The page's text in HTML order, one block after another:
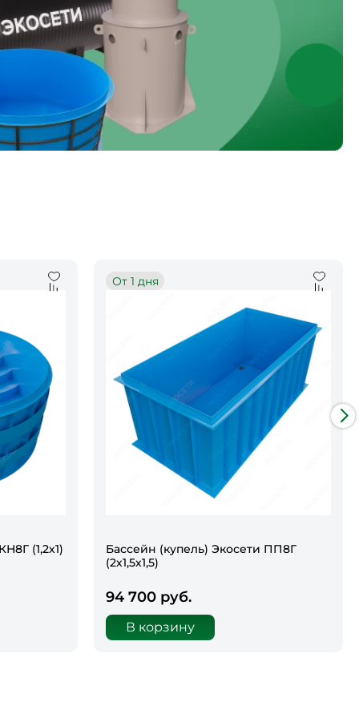
(1,2х1)
От 1 дня
Бассейн (купель) Экосети ПП8Г
(2х1,5х1,5)
94 700 руб.
В корзину